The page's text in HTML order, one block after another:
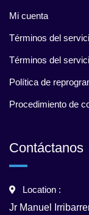
Mi cuenta
Términos del
Términos del
Política de
Procedimiento de
Contáctanos
Location :
Jr Manuel